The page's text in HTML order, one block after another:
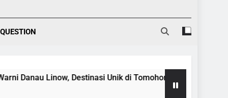
di Tomohon yang Wajib Dikunjungi
Destinasi Unik di Tomohon yang Wajib Dikunjungi